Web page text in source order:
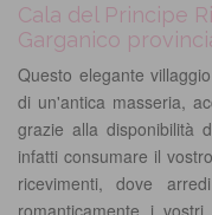
Cala del Principe
Garganico
Questo elegante
di un'antica masseria,
grazie alla disponibilità
infatti consumare il
ricevimenti, dove
romanticamente i